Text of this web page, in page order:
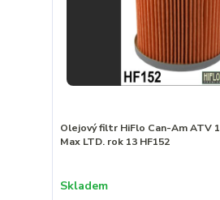
Olejový filtr HiFlo Can-Am ATV
Max LTD. rok 13 HF152
Skladem